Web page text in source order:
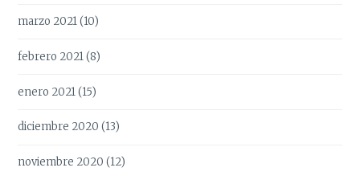
marzo 2021(10)
febrero 2021(8)
enero 2021(15)
diciembre 2020 (13)
noviembre 2020 (12)